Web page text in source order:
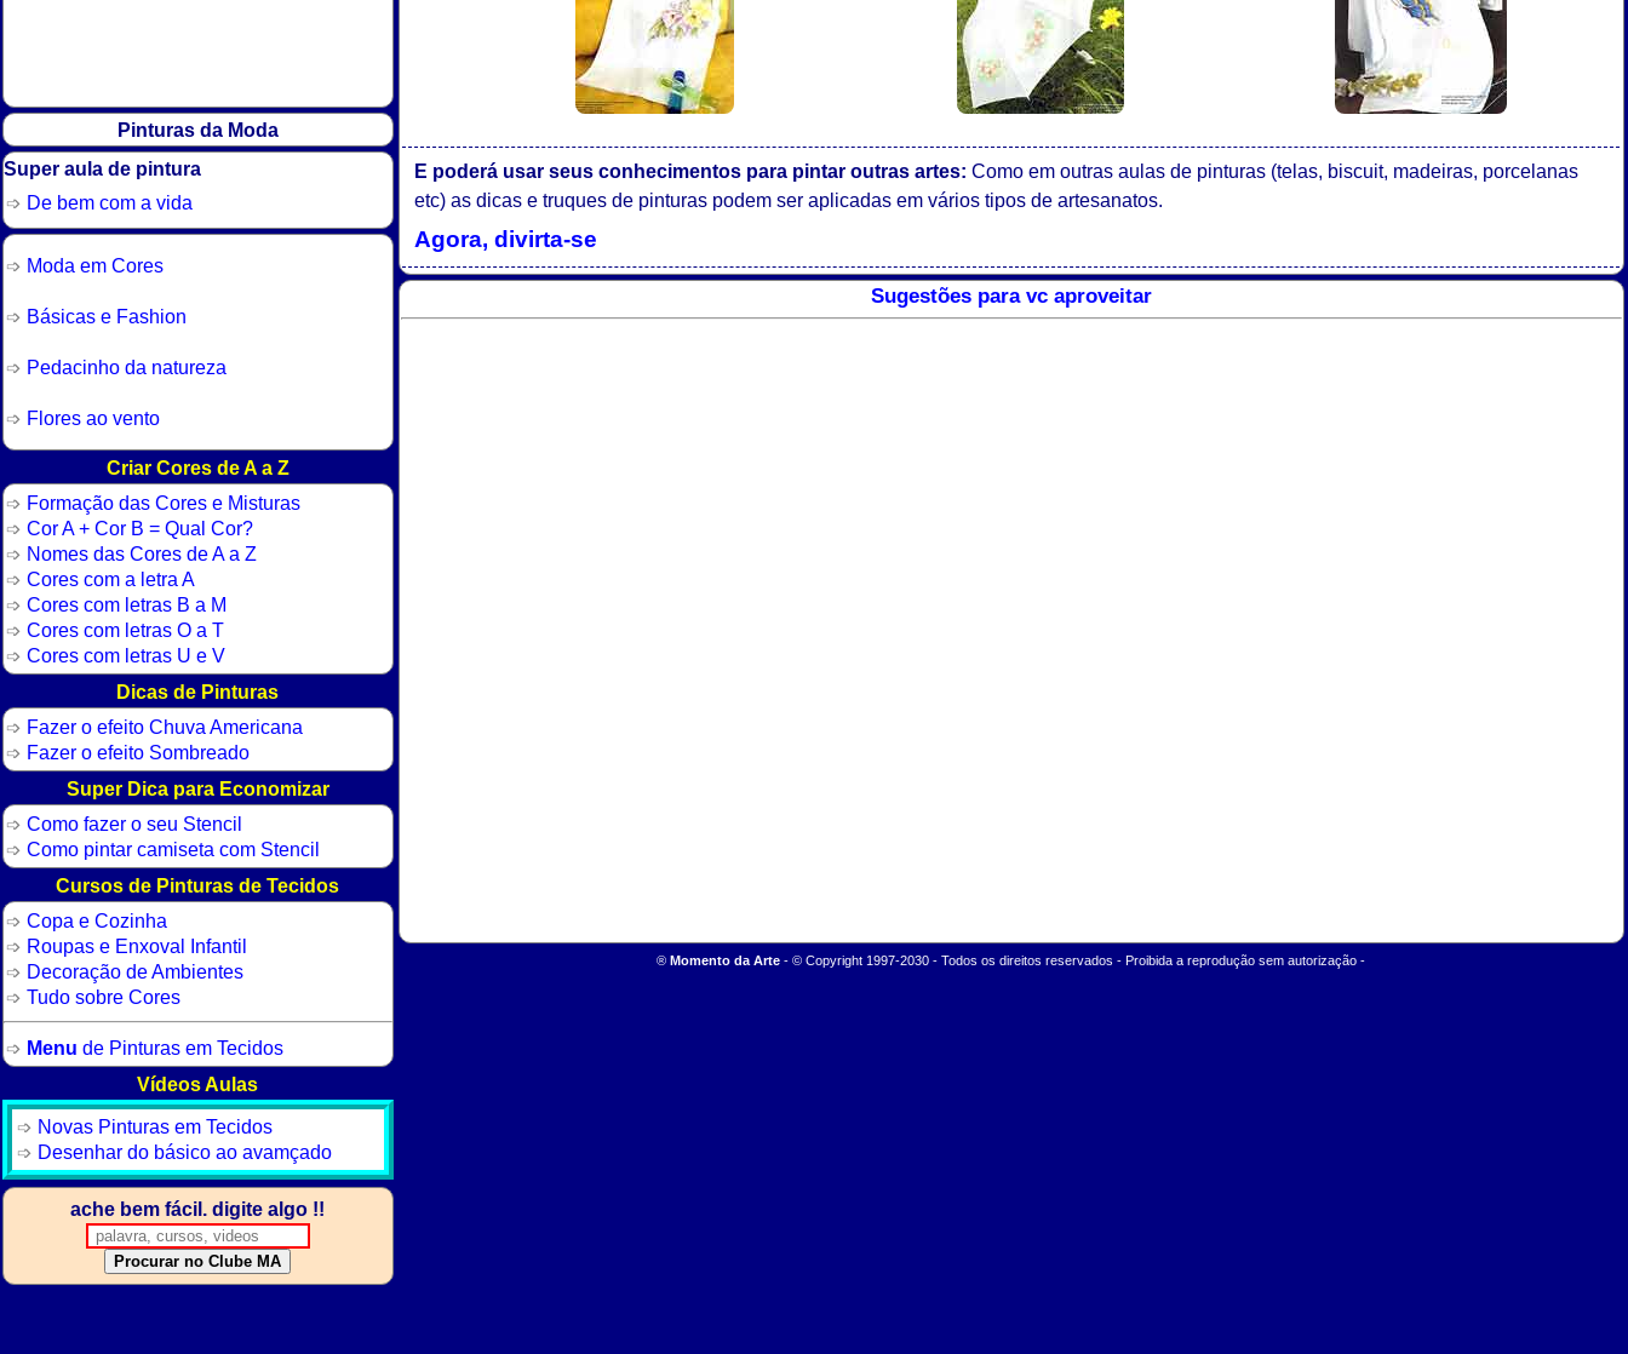
E poderá usar seus conhecimentos para pintar outras artes: Como em outras aulas de pinturas (telas, biscuit, madeiras, porcelanas
etc) as dicas e truques de pinturas podem ser aplicadas em vários tipos de artesanatos.
Agora, divirta-se
Sugestões para vc aproveitar
®Momento da Arte -© Copyright 1997-2030 - Todos os direitos reservados - Proibida a reprodução sem autorização -
Pinturas da Moda
Super aula de pintura
De bem com a vida
Moda em Cores
Básicas e Fashion
Pedacinho da natureza
Flores ao vento
Criar Cores de A a Z
Formação das Cores e Misturas
Cor A + Cor B = Qual Cor?
Nomes das Cores de A a Z
Cores com a letra A
Cores com letras B a M
Cores com letras O a T
Cores com letras U e V
Dicas de Pinturas
Fazer o efeito Chuva Americana
Fazer o efeito Sombreado
Super Dica para Economizar
Como fazer o seu Stencil
Como pintar camiseta com Stencil
Cursos de Pinturas de Tecidos
Copa e Cozinha
Roupas e Enxoval Infantil
Decoração de Ambientes
Tudo sobre Cores
Menu de Pinturas em Tecidos
Vídeos Aulas
Novas Pinturas em Tecidos
Desenhar do básico ao avamçado
ache bem fácil. digite algo !!
Procurar no Clube MA